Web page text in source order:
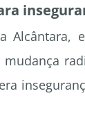
Alcântara,